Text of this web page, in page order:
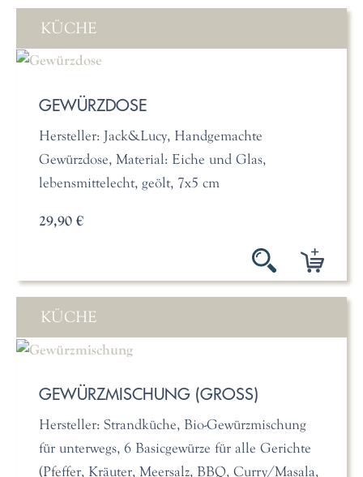
KÜCHE
GEWÜRZDOSE
Hersteller: Jack&Lucy, Handgemachte
Gewürzdose, Material: Eiche und Glas,
lebensmittelecht, geölt, 7x5 cm
29,90 €
KÜCHE
GEWÜRZMISCHUNG (GROSS)
Hersteller: Strandküche, Bio-Gewürzmischung
für unterwegs, 6 Basicgewürze für alle Gerichte
(Pfeffer, Kräuter, Meersalz, BBQ, Curry/Masala,